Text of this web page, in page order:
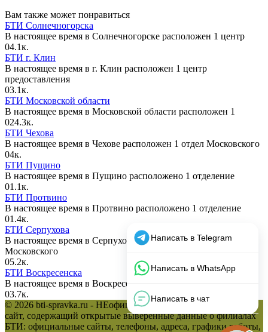
Вам также может понравиться
БТИ Солнечногорска
В настоящее время в Солнечногорске расположен 1 центр
04.1к.
БТИ г. Клин
В настоящее время в г. Клин расположен 1 центр
предоставления
03.1к.
БТИ Московской области
В настоящее время в Московской области расположен 1
024.3к.
БТИ Чехова
В настоящее время в Чехове расположен 1 отдел Московского
04к.
БТИ Пущино
В настоящее время в Пущино расположено 1 отделение
01.1к.
БТИ Протвино
В настоящее время в Протвино расположено 1 отделение
01.4к.
БТИ Серпухова
В настоящее время в Серпухове расположен 1 филиал
Московского
05.2к.
БТИ Воскресенска
В настоящее время в Воскресенске расположен 1 отдел
03.7к.
© 2026 bti-spravka.ru - НЕофициальный информационный
сайт, содержащий открытые выверенные данные о филиалах
БТИ: официальные сайты, телефоны, адреса, графики работы,